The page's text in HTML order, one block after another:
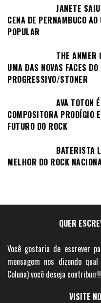
JANETE
CENA DE PERNAMBUCO
POPULAR
THE ANMER
UMA DAS NOVAS FACES DO
PROGRESSIVO/STONER
AVA TOTON
COMPOSITORA PRODÍGIO
FUTURO DO ROCK
BATERISTA
MELHOR DO ROCK
QUER
Você gostaria de escrever
mensagem nos dizendo
Coluna) você deseja contribuir!!
VISITE